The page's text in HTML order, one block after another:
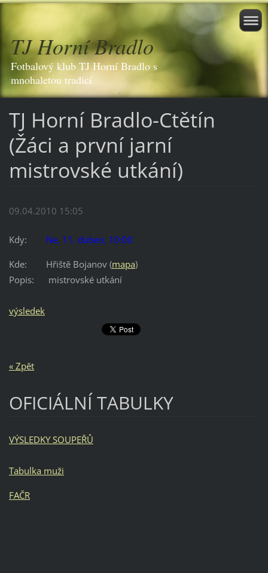
TJ Horní Bradlo
Fotbalový klub TJ Horní Bradlo s
mnohaletou tradicí
TJ Horní Bradlo-Ctětín
(Žáci a první jarní
mistrovské utkání)
09.04.2010 15:05
Kdy: Ne, 11. duben, 10:00
Kde: Hřiště Bojanov (mapa)
Popis: mistrovské utkání
výsledek
« Zpět
OFICIÁLNÍ TABULKY
VÝSLEDKY SOUPEŘŮ
Tabulka muži
FAČR